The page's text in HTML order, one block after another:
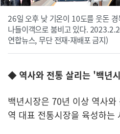
26일 오후 낮 기온이 10도를 웃돈
나들이객으로 붐비고 있다.
연합뉴스, 무단 전재-재배포 금지)
◆ 역사와 전통 살리는 '백년
백년시장은 70년 이상 역사
역 대표 전통시장을 육성하는